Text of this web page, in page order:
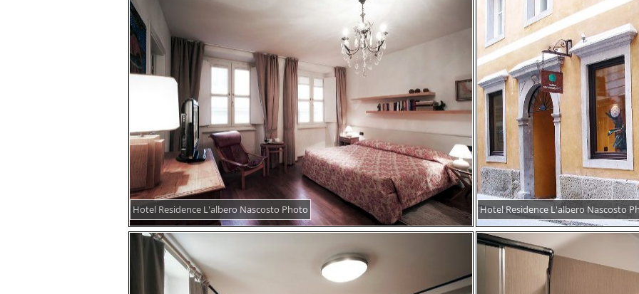
Hotel Residence L'albero Nascosto Photo Hotel Residence L'albero Nascosto